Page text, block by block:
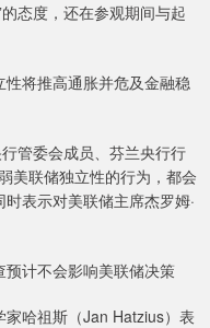
态度，还在参观期间与起
将推高通胀并危及金融稳
管委会成员、芬兰央行行
美联储独立性的行为，都会
表示对美联储主席杰罗姆·
计不会影响美联储决策
哈祖斯（Jan Hatzius）表